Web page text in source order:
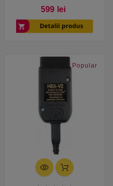
Audi, Skoda, Seat
599 lei
Popular